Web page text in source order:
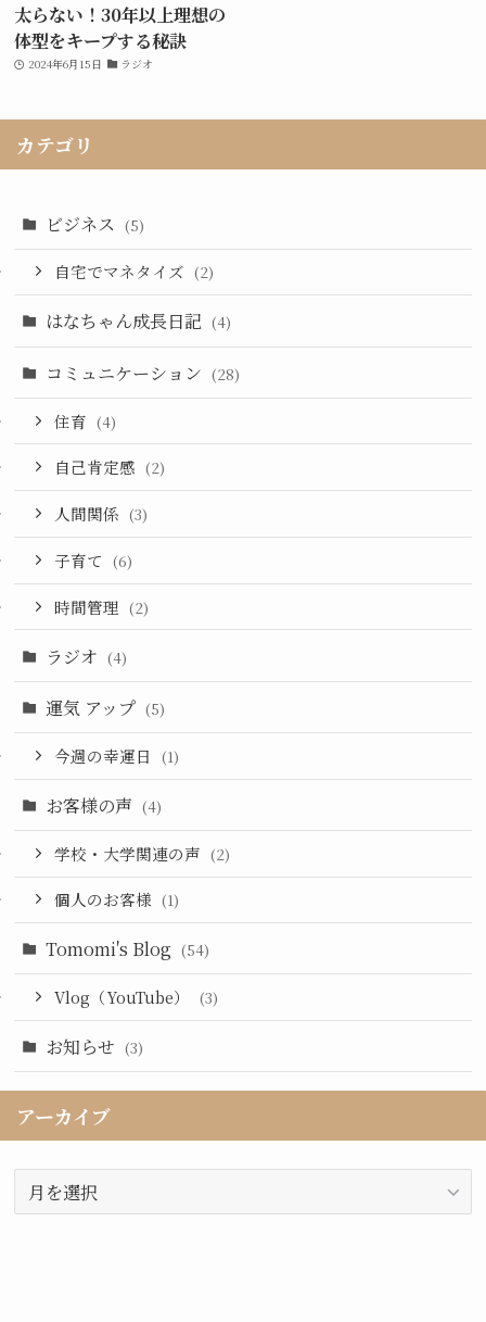
太らない！30年以上理想の
体型をキープする秘訣
2024年6月15日 ラジオ
カテゴリ
ビジネス (5)
自宅でマネタイズ (2)
はなちゃん成長日記 (4)
コミュニケーション (28)
住育 (4)
自己肯定感 (2)
人間関係 (3)
子育て (6)
時間管理 (2)
ラジオ (4)
運気 アップ (5)
今週の幸運日 (1)
お客様の声 (4)
学校・大学関連の声 (2)
個人のお客様 (1)
Tomomi's Blog (54)
Vlog（YouTube） (3)
お知らせ (3)
アーカイブ
ー